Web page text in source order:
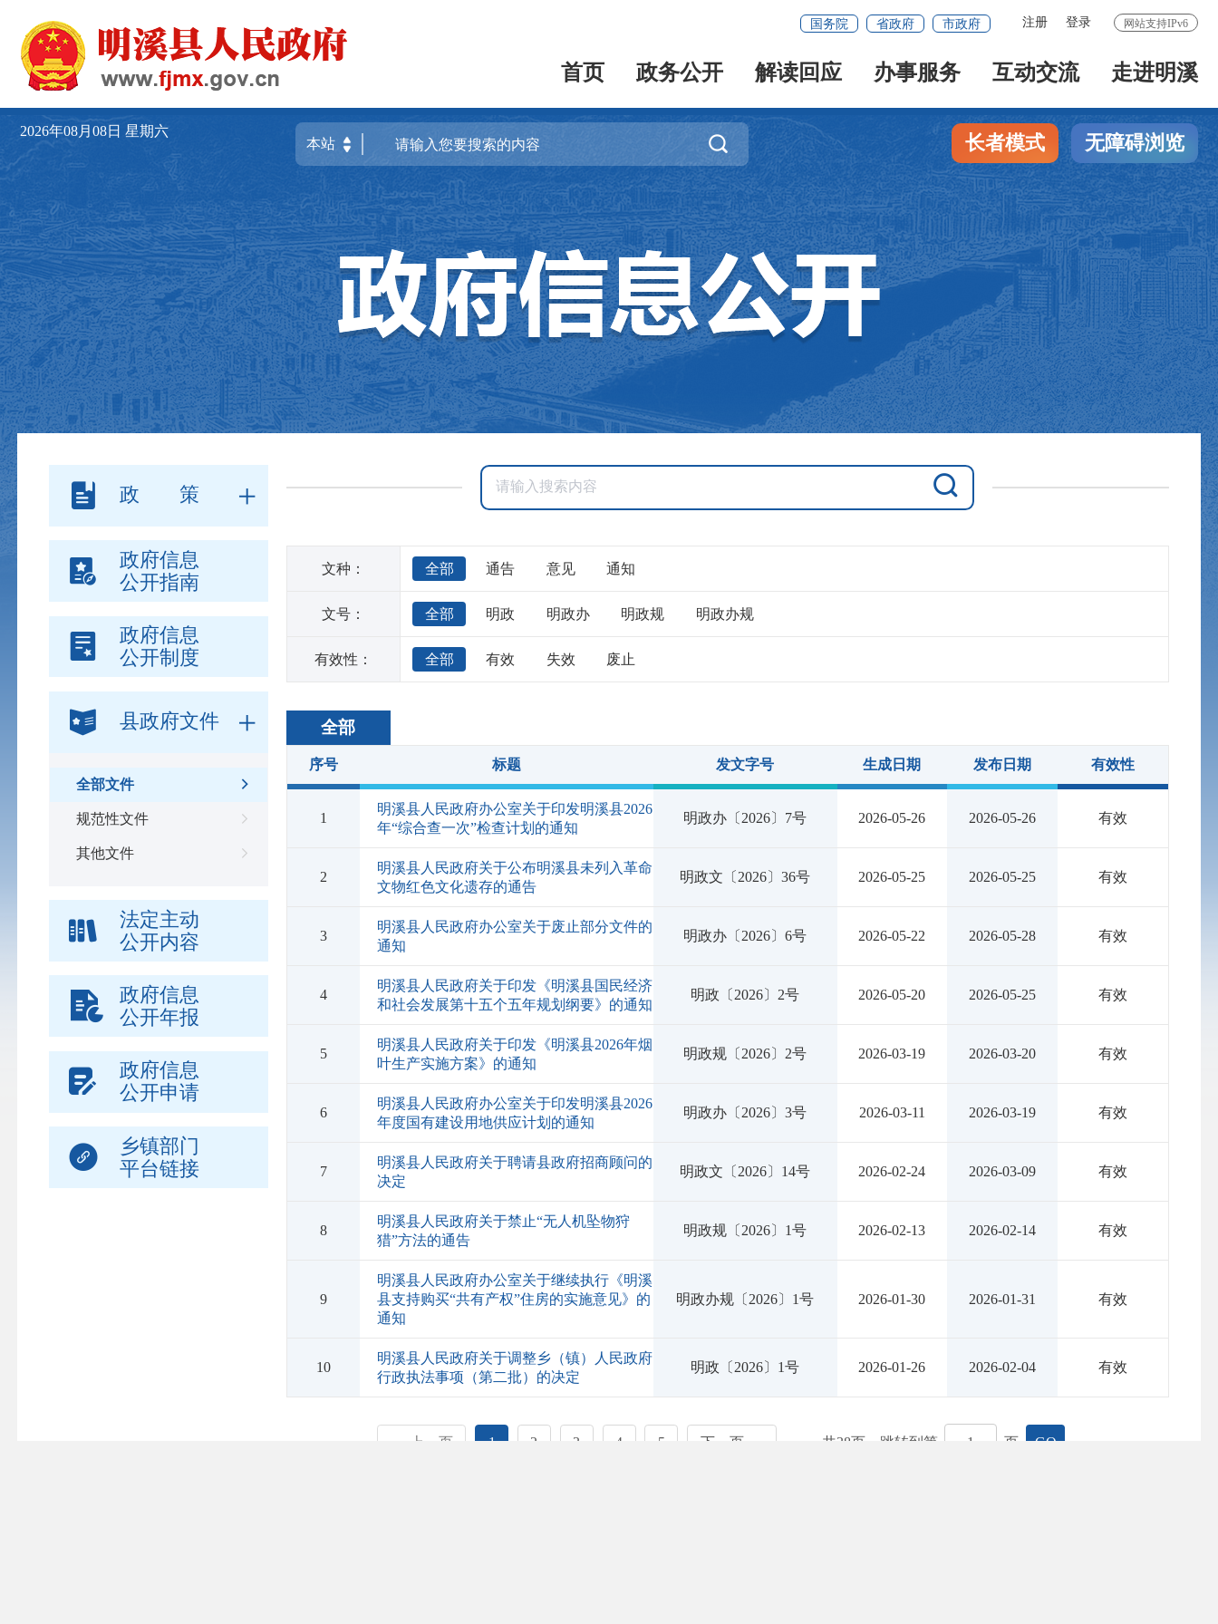
网站支持IPv6
注册 登录
国务院 省政府 市政府
首页 政务公开 解读回应 办事服务 互动交流 走进明溪
2026年08月08日 星期六
 长者模式 无障碍浏览
政 策
政府信息
公开指南
政府信息
公开制度
县政府文件
全部文件
规范性文件
其他文件
法定主动
公开内容
政府信息
公开年报
政府信息
公开申请
乡镇部门
平台链接
文种： 全部 通告 意见 通知
文号： 全部 明政 明政办 明政规 明政办规
有效性： 全部 有效 失效 废止
全部
序号 标题 发文字号 生成日期 发布日期 有效性
1
明溪县人民政府办公室关于印发明溪县2026
年“综合查一次”检查计划的通知
明政办〔2026〕7号 2026-05-26 2026-05-26 有效
2
明溪县人民政府关于公布明溪县未列入革命
文物红色文化遗存的通告
明政文〔2026〕36号 2026-05-25 2026-05-25 有效
3
明溪县人民政府办公室关于废止部分文件的
通知
明政办〔2026〕6号 2026-05-22 2026-05-28 有效
4
明溪县人民政府关于印发《明溪县国民经济
和社会发展第十五个五年规划纲要》的通知
明政〔2026〕2号 2026-05-20 2026-05-25 有效
5
明溪县人民政府关于印发《明溪县2026年烟
叶生产实施方案》的通知
明政规〔2026〕2号 2026-03-19 2026-03-20 有效
6
明溪县人民政府办公室关于印发明溪县2026
年度国有建设用地供应计划的通知
明政办〔2026〕3号 2026-03-11 2026-03-19 有效
7
明溪县人民政府关于聘请县政府招商顾问的
决定
明政文〔2026〕14号 2026-02-24 2026-03-09 有效
8
明溪县人民政府关于禁止“无人机坠物狩
猎”方法的通告
明政规〔2026〕1号 2026-02-13 2026-02-14 有效
9
明溪县人民政府办公室关于继续执行《明溪
县支持购买“共有产权”住房的实施意见》的
通知
明政办规〔2026〕1号 2026-01-30 2026-01-31 有效
10
明溪县人民政府关于调整乡（镇）人民政府
行政执法事项（第二批）的决定
明政〔2026〕1号 2026-01-26 2026-02-04 有效
上一页 1 2 3 4 5 下一页 共38页，跳转到第 页 GO